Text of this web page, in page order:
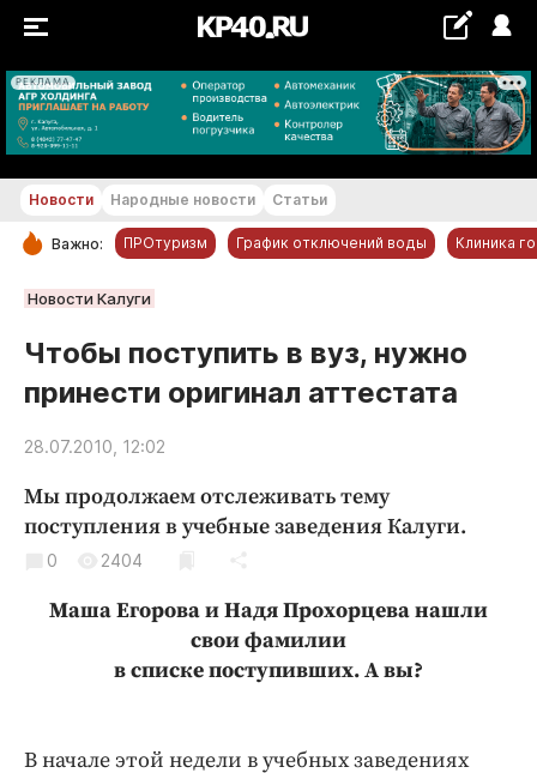
РЕКЛАМА
+29...+30 °С
РУБРИКИ
Обнинск
Новости компаний
Статьи
Народные новости
Благоустройство
Криминал
Недвижимость и ЖКХ
Образование
Праздники
Новости Народные новости Статьи
Важно: ПРОтуризм График отключений воды Клиника
Новости Калуги
Чтобы поступить в вуз, нужно
принести оригинал аттестата
28.07.2010, 12:02
Мы продолжаем отслеживать тему
поступления в учебные заведения Калуги.
0 2404
Маша Егорова и Надя Прохорцева нашли
свои фамилии
в списке поступивших. А вы?
В начале этой недели в учебных заведениях